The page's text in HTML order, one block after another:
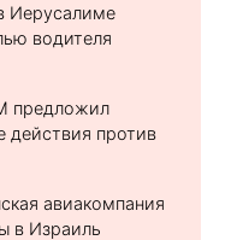
Иерусалиме
водителя
предложил
действия против
авиакомпания
в Израиль